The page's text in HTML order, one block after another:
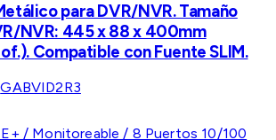
para DVR/NVR. Tamaño
NVR: 445 x 88 x 400mm
Compatible con Fuente SLIM.
GABVID2R3